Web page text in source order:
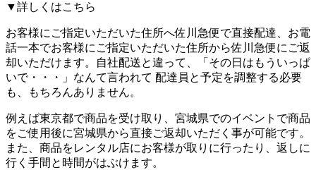
▼詳しくはこちら
お客様にご指定いただいた住所へ佐川急便で直接配達、お電
話一本でお客様にご指定いただいた住所から佐川急便にご返
却いただけます。自社配送と違って、「その日はもういっぱ
いで・・・」なんて言われて 配達員と予定を調整する必要
も、もちろんありません。
例えば東京都で商品を受け取り、宮城県でのイベントで商品
をご使用後に宮城県から直接ご返却いただく事が可能です。
また、商品をレンタル店にお客様が取りに行ったり、返しに
行く手間と時間がはぶけます。